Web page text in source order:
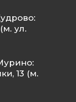
ул.
13 (м.